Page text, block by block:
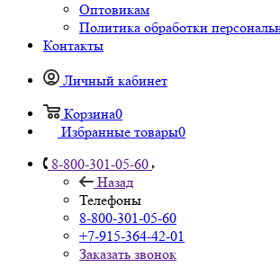
Оптовикам
Политика обработки
Контакты
Личный кабинет
Корзина0
Избранные товары0
8-800-301-05-60
Назад
Телефоны
8-800-301-05-60
+7-915-364-42-01
Заказать звонок